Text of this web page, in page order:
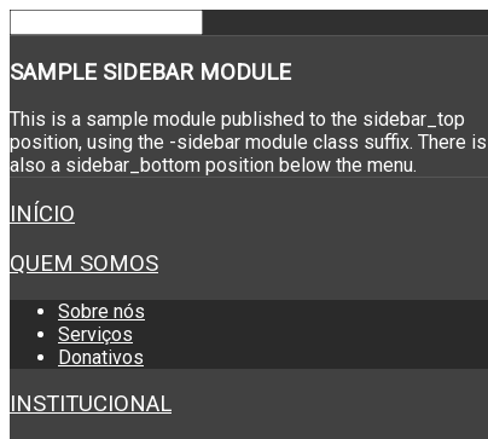
SAMPLE SIDEBAR MODULE
This is a sample module published to the sidebar_top
position, using the -sidebar module class suffix. There is
also a sidebar_bottom position below the menu.
INÍCIO
QUEM SOMOS
Sobre nós
Serviços
Donativos
INSTITUCIONAL